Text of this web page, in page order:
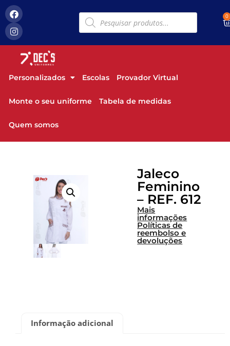
0
Personalizados Escolas Provador Virtual
Monte o seu uniforme Tabela de medidas
Quem somos
Jaleco
Feminino
– REF. 612
Mais
informações
Políticas de
reembolso e
devoluções
Informação adicional